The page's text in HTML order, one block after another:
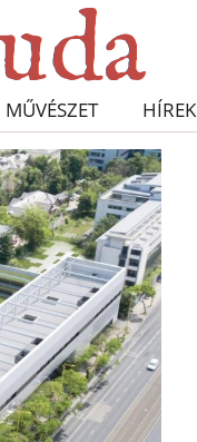
MŰVÉSZET HÍREK